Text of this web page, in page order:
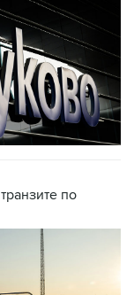
цен на пшеницу